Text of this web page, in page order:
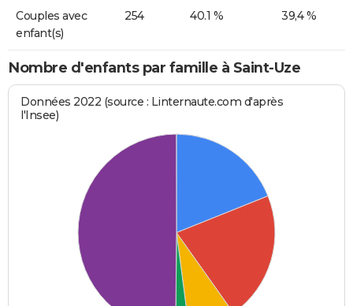
Couples avec
enfant(s)
254 40.1 % 39,4 %
Nombre d'enfants par famille à Saint-Uze
Données 2022 (source : Linternaute.com d'après
l'Insee)